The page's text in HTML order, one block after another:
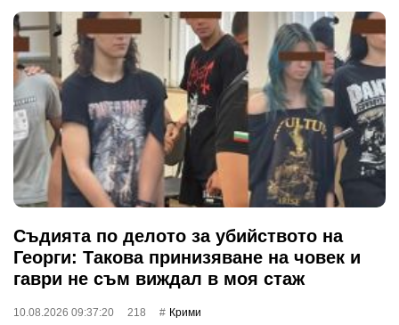
Съдията по делото за убийството на
Георги: Такова принизяване на човек и
гаври не съм виждал в моя стаж
10.08.2026 09:37:20 218 Крими